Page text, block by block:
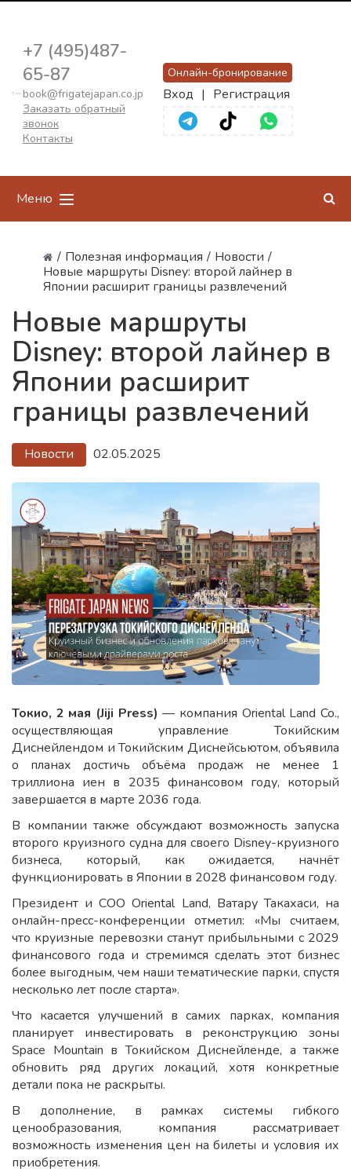
+7 (495)487-
65-87
book@frigatejapan.co.jp
Заказать обратный
звонок
Контакты
Онлайн-бронирование
Вход | Регистрация
Меню
/ Полезная информация / Новости /
Новые маршруты Disney: второй лайнер в
Японии расширит границы развлечений
Новые маршруты
Disney: второй лайнер в
Японии расширит
границы развлечений
Новости 02.05.2025
Токио, 2 мая (Jiji Press) — компания Oriental Land Co.,
осуществляющая управление Токийским
Диснейлендом и Токийским Диснейсьютом, объявила
о планах достичь объёма продаж не менее 1
триллиона иен в 2035 финансовом году, который
завершается в марте 2036 года.
В компании также обсуждают возможность запуска
второго круизного судна для своего Disney-круизного
бизнеса, который, как ожидается, начнёт
функционировать в Японии в 2028 финансовом году.
Президент и COO Oriental Land, Ватару Такахаси, на
онлайн-пресс-конференции отметил: «Мы считаем,
что круизные перевозки станут прибыльными с 2029
финансового года и стремимся сделать этот бизнес
более выгодным, чем наши тематические парки, спустя
несколько лет после старта».
Что касается улучшений в самих парках, компания
планирует инвестировать в реконструкцию зоны
Space Mountain в Токийском Диснейленде, а также
обновить ряд других локаций, хотя конкретные
детали пока не раскрыты.
В дополнение, в рамках системы гибкого
ценообразования, компания рассматривает
возможность изменения цен на билеты и условия их
приобретения.